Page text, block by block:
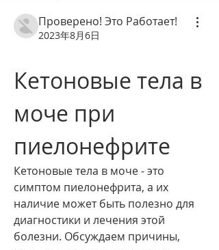
Проверено! Это Работает!
2023年8月6日
Кетоновые тела в
моче при
пиелонефрите
Кетоновые тела в моче - это
симптом пиелонефрита, а их
наличие может быть полезно для
диагностики и лечения этой
болезни. Обсуждаем причины,